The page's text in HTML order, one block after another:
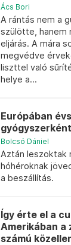
Ács Bori
A rántás nem a
szülötte, hanem
eljárás. A mára
megvédve
liszttel való
helye a...
Európában
Bolcsó Dániel
Aztán leszoktak
hóhéroknak
a beszállítás.
Így érte el a
Amerikában a
számú